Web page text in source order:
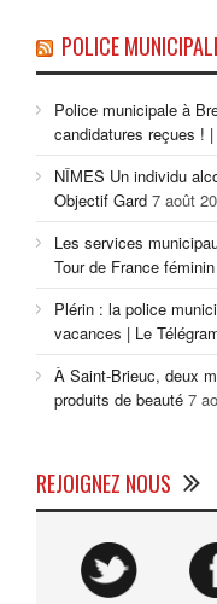
POLICE
Police municipale à
candidatures reçues !
NÎMES Un individu
Objectif Gard 7 août
Les services
Tour de France
Plérin : la police
vacances | Le
À Saint-Brieuc, deux
produits de beauté 7
REJOIGNEZ NOUS